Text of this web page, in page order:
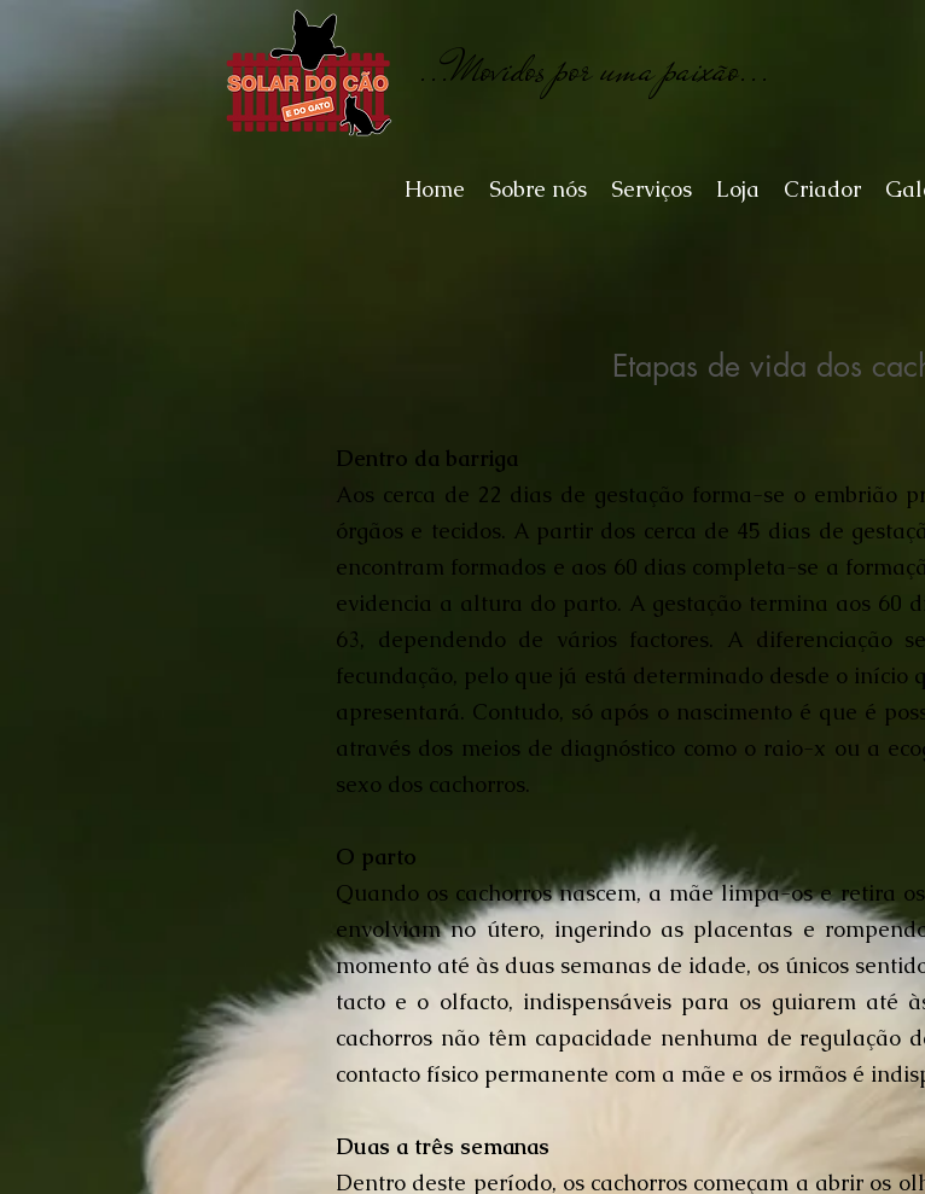
...Movidos por uma paixão...
Home Sobre nós Serviços Loja Criador
Dentro da barriga
Aos cerca de 22 dias de gestação forma-se o embrião
órgãos e tecidos. A partir dos cerca de 45 dias de
encontram formados e aos 60 dias completa-se a
evidencia a altura do parto. A gestação termina aos 60
63, dependendo de vários factores. A diferenciação
fecundação, pelo que já está determinado desde o início
apresentará. Contudo, só após o nascimento é que é
através dos meios de diagnóstico como o raio-x ou a
sexo dos cachorros.
O parto
Quando os cachorros nascem, a mãe limpa-os e retira
envolviam no útero, ingerindo as placentas e
momento até às duas semanas de idade, os únicos
tacto e o olfacto, indispensáveis para os guiarem até
cachorros não têm capacidade nenhuma de regulação
contacto físico permanente com a mãe e os irmãos é
Duas a três semanas
Dentro deste período, os cachorros começam a abrir os
Etapas de vida dos